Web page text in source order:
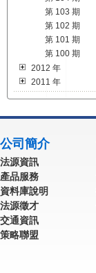
第 103 期
第 102 期
第 101 期
第 100 期
2012 年
2011 年
公司簡介
法源資訊
產品服務
資料庫說明
法源徵才
交通資訊
策略聯盟